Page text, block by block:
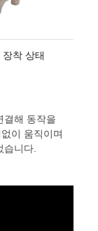
장착 상태
결해 동작을
이 움직이며
습니다.